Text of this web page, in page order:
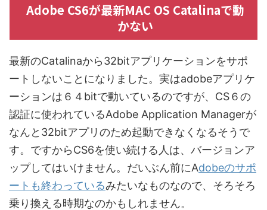
Adobe CS6が最新MAC OS Catalinaで動
かない
最新のCatalinaから32bitアプリケーションをサポ
ートしないことになりました。実はadobeアプリケ
ーションは６４bitで動いているのですが、CS６の
認証に使われているAdobe Application Managerが
なんと32bitアプリのため起動できなくなるそうで
す。ですからCS6を使い続ける人は、バージョンア
ップしてはいけません。だいぶん前にAdobeのサポ
ートも終わっているみたいなものなので、そろそろ
乗り換える時期なのかもしれません。